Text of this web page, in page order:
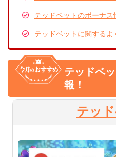
テッドベットの登録（ロ
テッドベットに関する
テッドベットは違
テッドベットの出
すか？
テッドベットのボーナス
テッドベットに関するよ
テッドベ
報！
テッ